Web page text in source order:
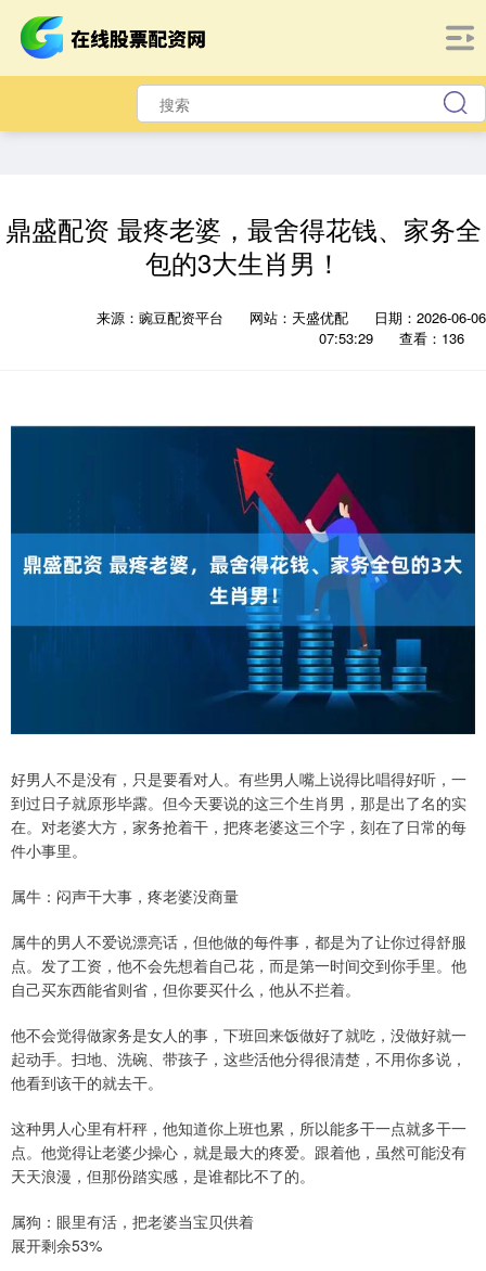
鼎盛配资 最疼老婆，最舍得花钱、家务全
包的3大生肖男！
来源：豌豆配资平台 网站：天盛优配
日期：2026-06-06
07:53:29
查看：136
好男人不是没有，只是要看对人。有些男人嘴上说得比唱得好听，一
到过日子就原形毕露。但今天要说的这三个生肖男，那是出了名的实
在。对老婆大方，家务抢着干，把疼老婆这三个字，刻在了日常的每
件小事里。
属牛：闷声干大事，疼老婆没商量
属牛的男人不爱说漂亮话，但他做的每件事，都是为了让你过得舒服
点。发了工资，他不会先想着自己花，而是第一时间交到你手里。他
自己买东西能省则省，但你要买什么，他从不拦着。
他不会觉得做家务是女人的事，下班回来饭做好了就吃，没做好就一
起动手。扫地、洗碗、带孩子，这些活他分得很清楚，不用你多说，
他看到该干的就去干。
这种男人心里有杆秤，他知道你上班也累，所以能多干一点就多干一
点。他觉得让老婆少操心，就是最大的疼爱。跟着他，虽然可能没有
天天浪漫，但那份踏实感，是谁都比不了的。
属狗：眼里有活，把老婆当宝贝供着
展开剩余53%